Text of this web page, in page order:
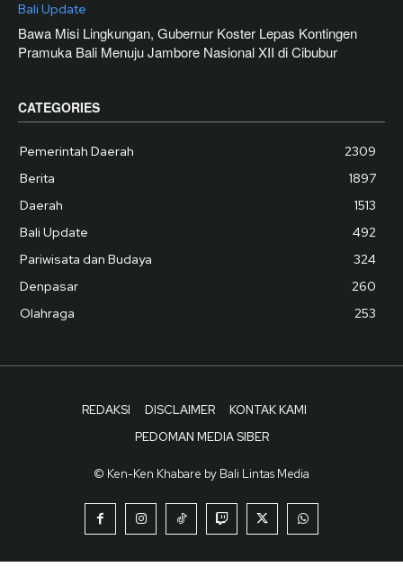
Bali Update
Bawa Misi Lingkungan, Gubernur Koster Lepas Kontingen
Pramuka Bali Menuju Jambore Nasional XII di Cibubur
CATEGORIES
Pemerintah Daerah
2309
Berita
1897
Daerah
1513
Bali Update
492
Pariwisata dan Budaya
324
Denpasar
260
Olahraga
253
REDAKSI DISCLAIMER
KONTAK KAMI
PEDOMAN MEDIA SIBER
© Ken-Ken Khabare by Bali Lintas Media